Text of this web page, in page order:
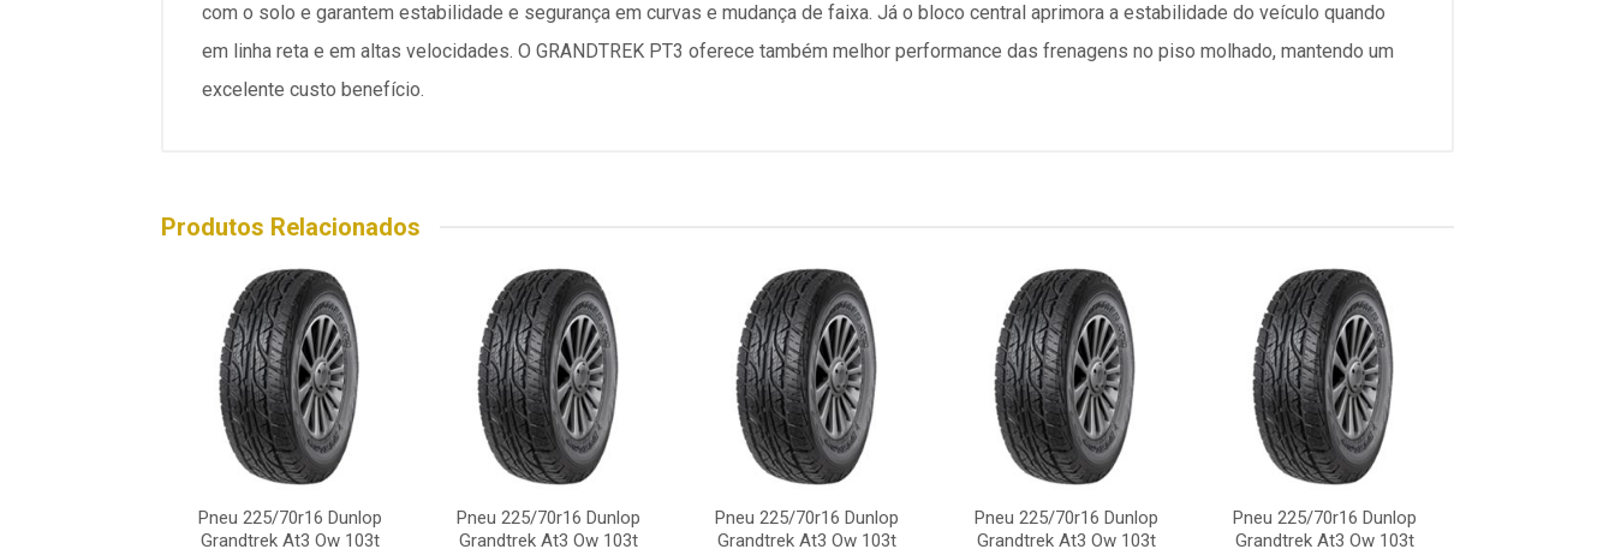
com o solo e garantem estabilidade e segurança em curvas e mudança de faixa. Já o bloco central aprimora a estabilidade do veículo quando
em linha reta e em altas velocidades. O GRANDTREK PT3 oferece também melhor performance das frenagens no piso molhado, mantendo um
excelente custo benefício.
Produtos Relacionados
Pneu 225/70r16 Dunlop
Grandtrek At3 Ow 103t
Pneu 225/70r16 Dunlop
Grandtrek At3 Ow 103t
Pneu 225/70r16 Dunlop
Grandtrek At3 Ow 103t
Pneu 225/70r16 Dunlop
Grandtrek At3 Ow 103t
Pneu 225/70r16 Dunlop
Grandtrek At3 Ow 103t